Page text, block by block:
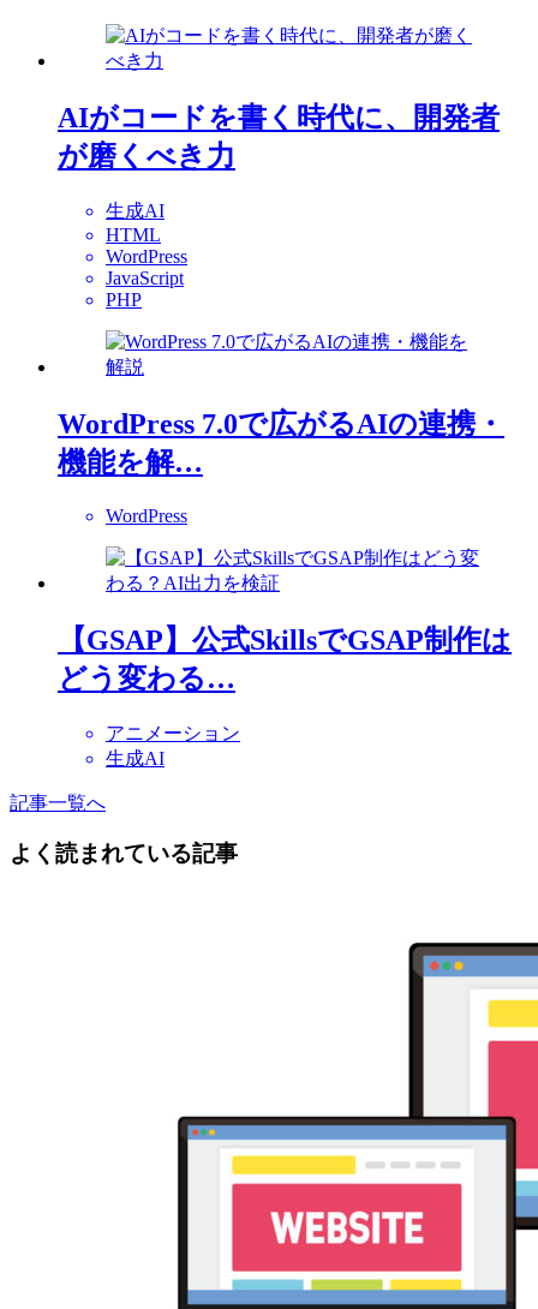
AIがコードを書く時代に、開発者
が磨くべき力
生成AI
HTML
WordPress
JavaScript
PHP
WordPress 7.0で広がるAIの連携・
機能を解…
WordPress
【GSAP】公式SkillsでGSAP制作は
どう変わる…
アニメーション
生成AI
記事一覧へ
よく読まれている記事